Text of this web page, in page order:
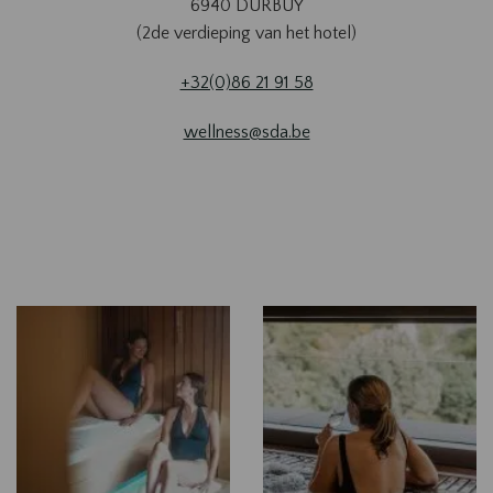
6940 DURBUY
(2de verdieping van het hotel)
+32(0)86 21 91 58
wellness@sda.be
photos
notre
centre